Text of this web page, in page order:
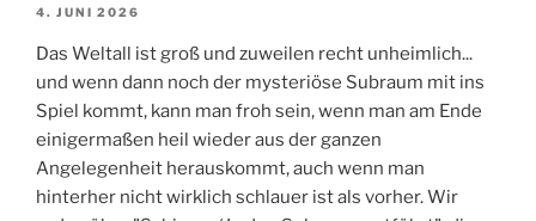
4. JUNI 2026
Das Weltall ist groß und zuweilen recht unheimlich...
und wenn dann noch der mysteriöse Subraum mit ins
Spiel kommt, kann man froh sein, wenn man am Ende
einigermaßen heil wieder aus der ganzen
Angelegenheit herauskommt, auch wenn man
hinterher nicht wirklich schlauer ist als vorher. Wir